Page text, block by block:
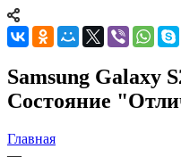
Samsung Galaxy
Состояние
Главная